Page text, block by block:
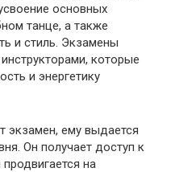
основных
танце, а также
и стиль. Экзамены
которые
и энергетику
экзамен, ему выдается
Он получает доступ к
на